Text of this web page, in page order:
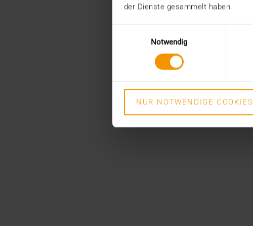
der Dienste gesammelt haben.
Notwendig
NUR NOTWENDIGE COOKIES